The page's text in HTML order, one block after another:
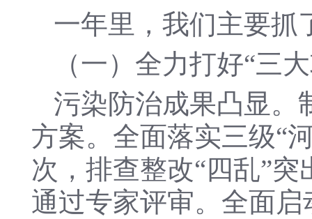
一年里，我们主要抓
（一）全力打好“三
污染防治成果凸显。
方案。全面落实三级“
次，排查整改“四乱”
通过专家评审。全面